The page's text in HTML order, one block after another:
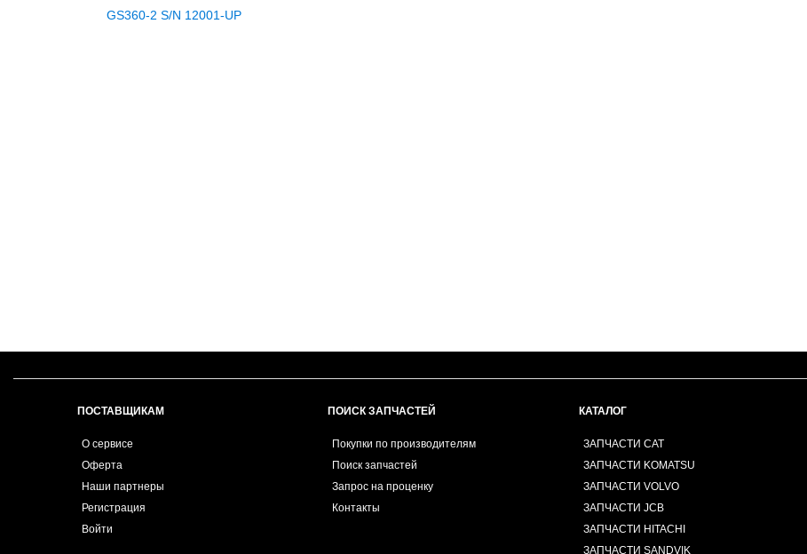
GS360-2 S/N 12001-UP
ПОСТАВЩИКАМ
О сервисе
Оферта
Наши партнеры
Регистрация
Войти
ПОИСК ЗАПЧАСТЕЙ
Покупки по производителям
Поиск запчастей
Запрос на проценку
Контакты
КАТАЛОГ
ЗАПЧАСТИ CAT
ЗАПЧАСТИ KOMATSU
ЗАПЧАСТИ VOLVO
ЗАПЧАСТИ JCB
ЗАПЧАСТИ HITACHI
ЗАПЧАСТИ SANDVIK